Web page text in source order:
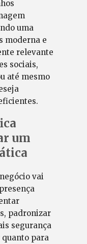
uma
moderna e
relevante
sociais,
até mesmo
um
vai
padronizar
segurança
para